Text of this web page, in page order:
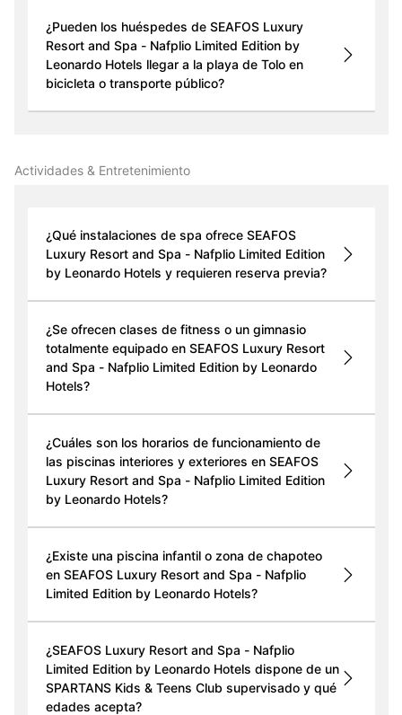
¿Pueden los huéspedes de SEAFOS Luxury
Resort and Spa - Nafplio Limited Edition by
Leonardo Hotels llegar a la playa de Tolo en
bicicleta o transporte público?
Actividades & Entretenimiento
¿Qué instalaciones de spa ofrece SEAFOS
Luxury Resort and Spa - Nafplio Limited Edition
by Leonardo Hotels y requieren reserva previa?
¿Se ofrecen clases de fitness o un gimnasio
totalmente equipado en SEAFOS Luxury Resort
and Spa - Nafplio Limited Edition by Leonardo
Hotels?
¿Cuáles son los horarios de funcionamiento de
las piscinas interiores y exteriores en SEAFOS
Luxury Resort and Spa - Nafplio Limited Edition
by Leonardo Hotels?
¿Existe una piscina infantil o zona de chapoteo
en SEAFOS Luxury Resort and Spa - Nafplio
Limited Edition by Leonardo Hotels?
¿SEAFOS Luxury Resort and Spa - Nafplio
Limited Edition by Leonardo Hotels dispone de un
SPARTANS Kids & Teens Club supervisado y qué
edades acepta?